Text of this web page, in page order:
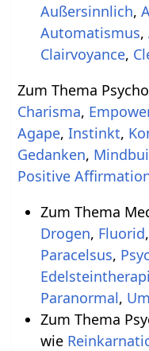
Außersinnlich,
Automatismus,
Clairvoyance,
Zum Thema
Charisma,
Agape,Instinkt,
Gedanken,
Positive
Zum Thema
Drogen, Fluorid,
Paracelsus,
Paranormal,
Zum Thema
wie